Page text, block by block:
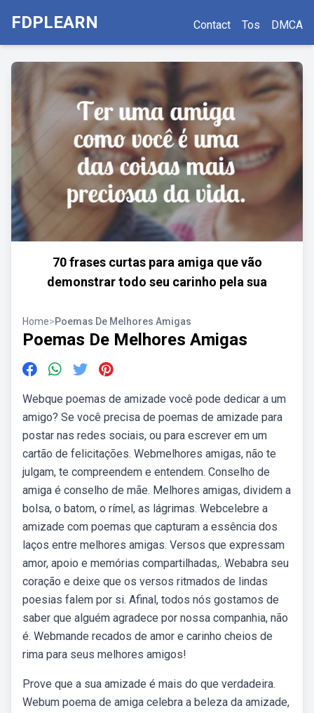
FDPLEARN Contact Tos DMCA
70 frases curtas para amiga que vão
demonstrar todo seu carinho pela sua
Home>Poemas De Melhores Amigas
Poemas De Melhores Amigas
Webque poemas de amizade você pode dedicar a um
amigo? Se você precisa de poemas de amizade para
postar nas redes sociais, ou para escrever em um
cartão de felicitações. Webmelhores amigas, não te
julgam, te compreendem e entendem. Conselho de
amiga é conselho de mãe. Melhores amigas, dividem a
bolsa, o batom, o rímel, as lágrimas. Webcelebre a
amizade com poemas que capturam a essência dos
laços entre melhores amigas. Versos que expressam
amor, apoio e memórias compartilhadas,. Webabra seu
coração e deixe que os versos ritmados de lindas
poesias falem por si. Afinal, todos nós gostamos de
saber que alguém agradece por nossa companhia, não
é. Webmande recados de amor e carinho cheios de
rima para seus melhores amigos!
Prove que a sua amizade é mais do que verdadeira.
Webum poema de amiga celebra a beleza da amizade,